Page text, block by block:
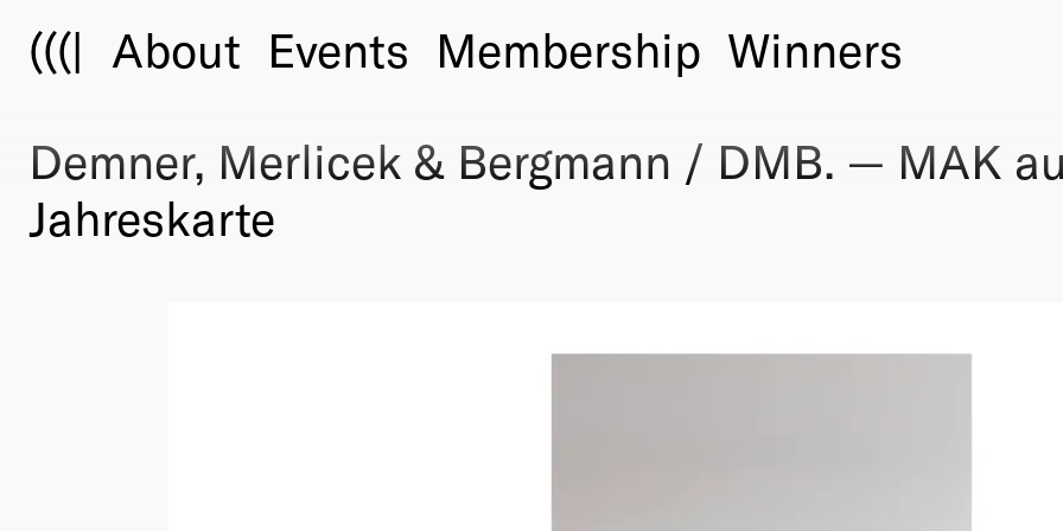
(((| About Events Membership Winners
Demner, Merlicek & Bergmann / DMB. — MAK
Jahreskarte